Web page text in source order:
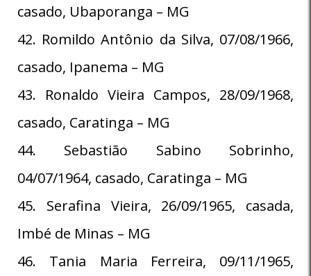
casado, Ubaporanga – MG
42. Romildo Antônio da Silva, 07/08/1966,
casado, Ipanema – MG
43. Ronaldo Vieira Campos, 28/09/1968,
casado, Caratinga – MG
44. Sebastião Sabino Sobrinho,
04/07/1964, casado, Caratinga – MG
45. Serafina Vieira, 26/09/1965, casada,
Imbé de Minas – MG
46. Tania Maria Ferreira, 09/11/1965,